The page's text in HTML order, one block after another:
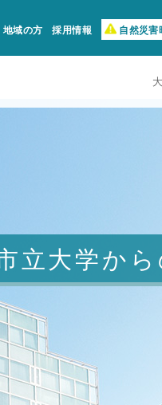
域の方 採用情報 自然災
立大学か